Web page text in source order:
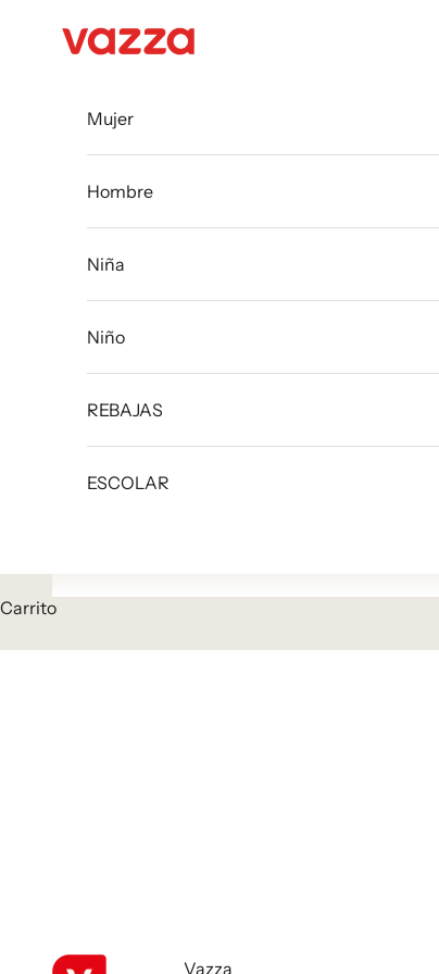
VazzaShoes
Mujer
Hombre
Niña
Niño
REBAJAS
ESCOLAR
Carrito
Vazza